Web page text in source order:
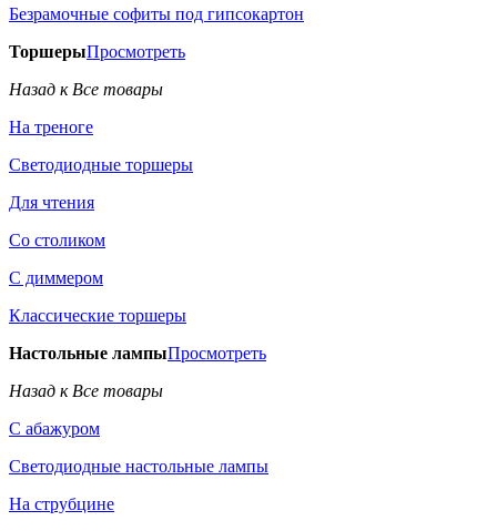
Безрамочные софиты под гипсокартон
ТоршерыПросмотреть
Назад к Все товары
На треноге
Светодиодные торшеры
Для чтения
Со столиком
С диммером
Классические торшеры
Настольные лампыПросмотреть
Назад к Все товары
С абажуром
Светодиодные настольные лампы
На струбцине